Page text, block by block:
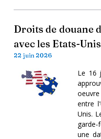
Droits de douane
avec les Etats-Unis
22 juin 2026
Le 16
entre
Unis.
une